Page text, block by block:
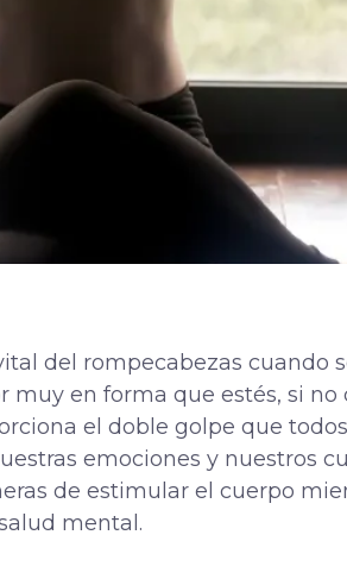
del rompecabezas cuando
muy en forma que estés, si
el doble golpe que
emociones y nuestros
de estimular el cuerpo
mental.